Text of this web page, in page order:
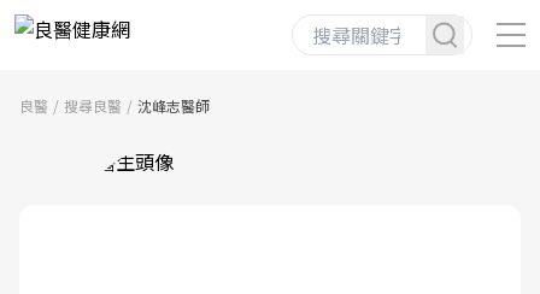
良醫 搜尋良醫 沈峰志醫師